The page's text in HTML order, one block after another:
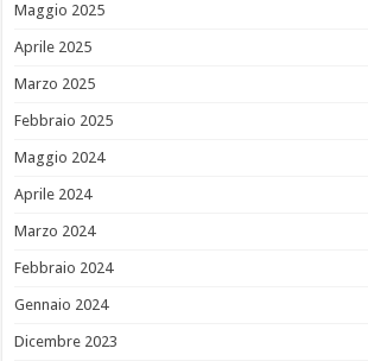
Maggio 2025
Aprile 2025
Marzo 2025
Febbraio 2025
Maggio 2024
Aprile 2024
Marzo 2024
Febbraio 2024
Gennaio 2024
Dicembre 2023